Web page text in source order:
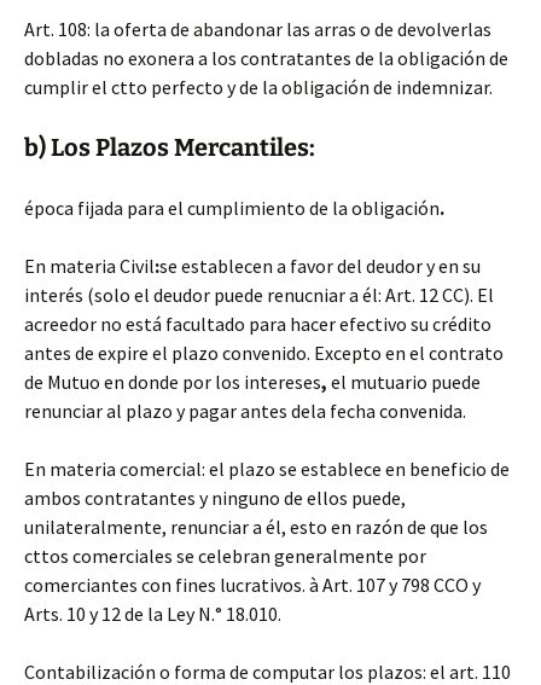
Art. 108: la oferta de abandonar las arras o de devolverlas
dobladas no exonera a los contratantes de la obligación de
cumplir el ctto perfecto y de la obligación de indemnizar.
b) Los Plazos Mercantiles:
época fijada para el cumplimiento de la obligación.
En materia Civil:se establecen a favor del deudor y en su
interés (solo el deudor puede renucniar a él: Art. 12 CC). El
acreedor no está facultado para hacer efectivo su crédito
antes de expire el plazo convenido. Excepto en el contrato
de Mutuo en donde por los intereses, el mutuario puede
renunciar al plazo y pagar antes dela fecha convenida.
En materia comercial: el plazo se establece en beneficio de
ambos contratantes y ninguno de ellos puede,
unilateralmente, renunciar a él, esto en razón de que los
cttos comerciales se celebran generalmente por
comerciantes con fines lucrativos. à Art. 107 y 798 CCO y
Arts. 10 y 12 de la Ley N.° 18.010.
Contabilización o forma de computar los plazos: el art. 110